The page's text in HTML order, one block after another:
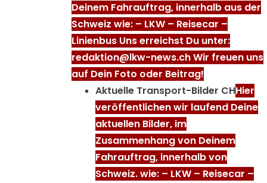
Deinem Fahrauftrag, innerhalb aus der
Schweiz wie: – LKW – Reisecar –
Linienbus Uns erreichst Du unter:
redaktion@lkw-news.ch Wir freuen uns
auf Dein Foto oder Beitrag!
Aktuelle Transport-Bilder CHHier
veröffentlichen wir laufend Deine
aktuellen Bilder, im
Zusammenhang von Deinem
Fahrauftrag, innerhalb von
Schweiz. wie: – LKW – Reisecar –